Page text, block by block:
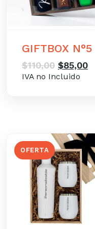
GIFTBOX N°5
$110,00 El
precio
$85,00El
IVA no Incluido
OFERTA